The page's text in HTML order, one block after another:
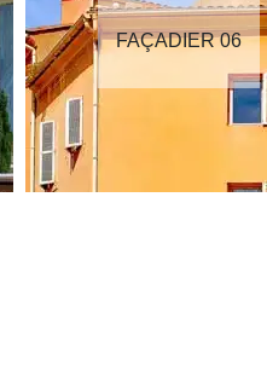
FAÇADIER 06